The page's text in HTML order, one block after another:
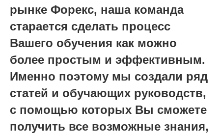
рынке Форекс, наша команда
старается сделать процесс
Вашего обучения как можно
более простым и эффективным.
Именно поэтому мы создали ряд
статей и обучающих руководств,
с помощью которых Вы сможете
получить все возможные знания,